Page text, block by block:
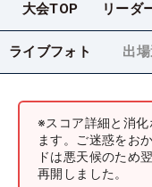
大会TOP リーダ
ライブフォト 出
※スコア詳細と消化
ます。ご迷惑をお
ドは悪天候のため
再開しました。